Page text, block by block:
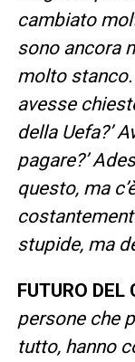
cambiato
sono ancora
molto stanco.
avesse
della Uefa?’
pagare?’
questo, ma
stupide, ma
FUTURO DEL
persone che
tutto, hanno